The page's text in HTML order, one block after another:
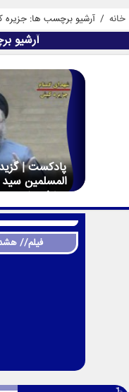
خانه / آرشیو برچسب ها:
آرشیو
پادکست |
المسلمین
ولادت
فیلم//